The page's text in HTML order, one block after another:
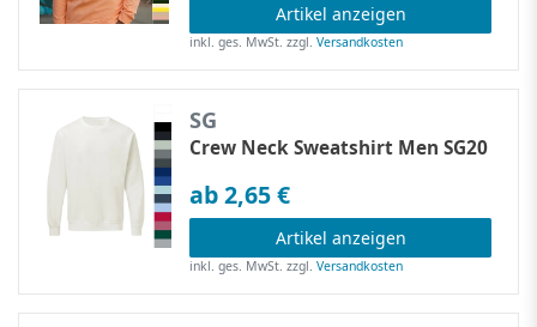
Artikel anzeigen
inkl. ges. MwSt. zzgl.Versandkosten
SG
Crew Neck Sweatshirt Men SG20
ab 2,65 €
Artikel anzeigen
inkl. ges. MwSt. zzgl.Versandkosten